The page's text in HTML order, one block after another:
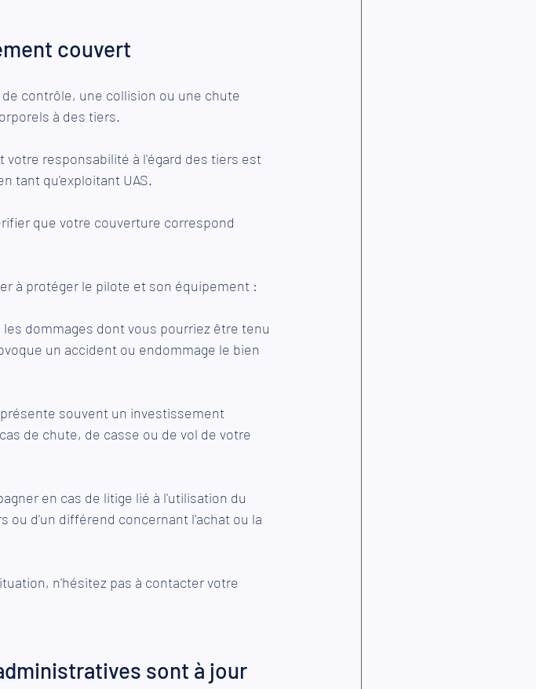
couvert
contrôle, une collision ou une chute
à des tiers.
votre responsabilité à l'égard des tiers est
tant qu'exploitant UAS.
que votre couverture correspond
à protéger le pilote et son équipement :
les dommages dont vous pourriez être tenu
un accident ou endommage le bien
souvent un investissement
de chute, de casse ou de vol de votre
en cas de litige lié à l'utilisation du
ou d'un différend concernant l'achat ou la
n'hésitez pas à contacter votre
sont à jour